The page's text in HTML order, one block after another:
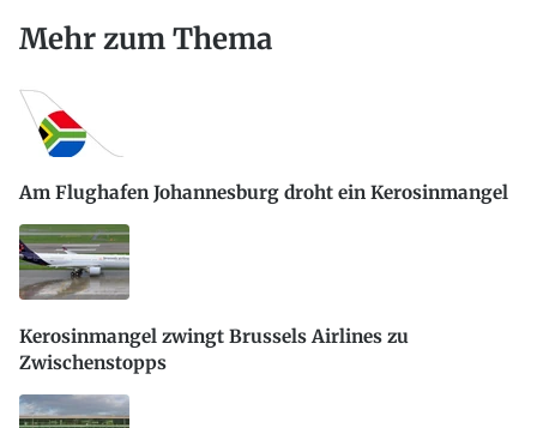
Mehr zum Thema
Am Flughafen Johannesburg droht ein Kerosinmangel
Kerosinmangel zwingt Brussels Airlines zu
Zwischenstopps